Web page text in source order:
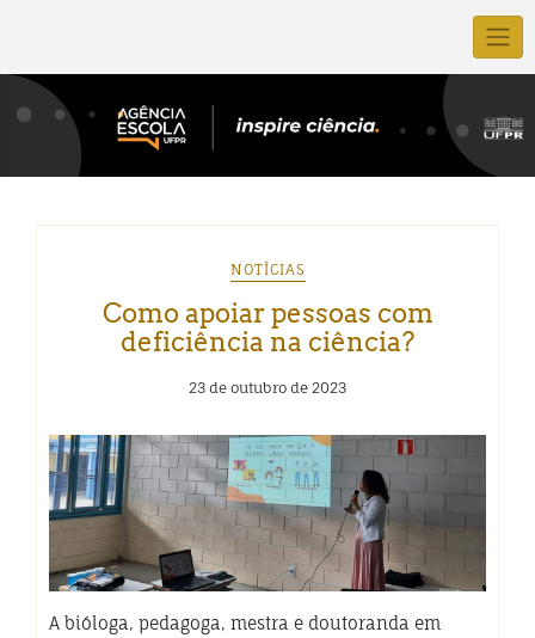
NOTÍCIAS
Como apoiar pessoas com
deficiência na ciência?
23 de outubro de 2023
A bióloga, pedagoga, mestra e doutoranda em